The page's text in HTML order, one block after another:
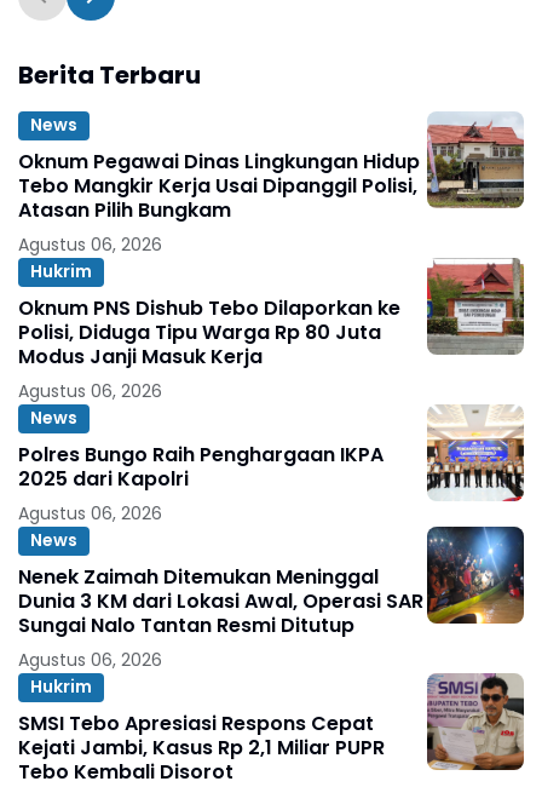
Berita Terbaru
News
Oknum Pegawai Dinas Lingkungan Hidup
Tebo Mangkir Kerja Usai Dipanggil Polisi,
Atasan Pilih Bungkam
Agustus 06, 2026
Hukrim
Oknum PNS Dishub Tebo Dilaporkan ke
Polisi, Diduga Tipu Warga Rp 80 Juta
Modus Janji Masuk Kerja
Agustus 06, 2026
News
Polres Bungo Raih Penghargaan IKPA
2025 dari Kapolri
Agustus 06, 2026
News
Nenek Zaimah Ditemukan Meninggal
Dunia 3 KM dari Lokasi Awal, Operasi SAR
Sungai Nalo Tantan Resmi Ditutup
Agustus 06, 2026
Hukrim
SMSI Tebo Apresiasi Respons Cepat
Kejati Jambi, Kasus Rp 2,1 Miliar PUPR
Tebo Kembali Disorot